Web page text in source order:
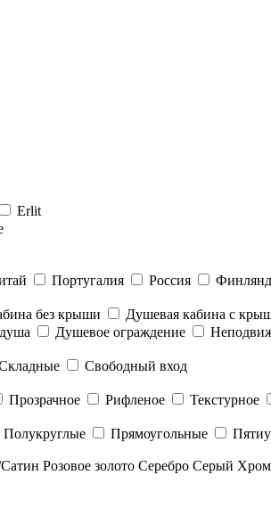
Erlit
Португалия Россия
без крыши Душевая кабина с
Душевое ограждение
Свободный вход
Прозрачное Рифленое Текстурное
Полукруглые Прямоугольные
Розовое золото Серебро Серый